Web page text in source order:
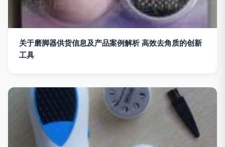
关于磨脚器供货信息及产品案例解析 高效去角质的创新
工具